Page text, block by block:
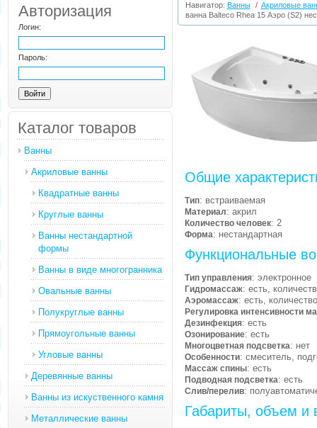
Авторизация
Логин:
Пароль:
Каталог товаров
Ванны
Акриловые ванны
Квадратные ванны
Круглые ванны
Ванны нестандартной
формы
Ванны в виде многогранника
Овальные ванны
Полукруглые ванны
Прямоугольные ванны
Угловые ванны
Деревянные ванны
Ванны из искуственного камня
Металлические ванны
Навигатор: Ванны / Акриловые
ванна Balteco Rhea 15 Аэро (S2)
Общие
Тип: встраиваемая
Материал: акрил
Количество человек: 2
Форма: нестандартная
Функциональные
Тип управления: электронное
Гидромассаж: есть,
Аэромассаж: есть,
Регулировка интенсивности
Дезинфекция: есть
Озонирование: есть
Многоцветная подсветка: нет
Особенности: смеситель,
Массаж спины: есть
Подводная подсветка: есть
Слив/перелив:
Габариты, объем и